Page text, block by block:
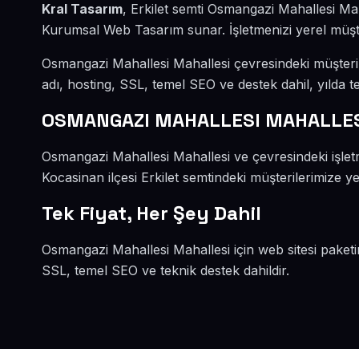
Kral Tasarım, Erkilet semti Osmangazi Mahallesi
Kurumsal Web Tasarım sunar. İşletmenizi yerel
Osmangazi Mahallesi Mahallesi çevresindeki
adı, hosting, SSL, temel SEO ve destek dahil, yılda
OSMANGAZI MAHALLESI
Osmangazi Mahallesi Mahallesi ve çevresindeki
Kocasinan ilçesi Erkilet semtindeki müşterilerimize
Tek Fiyat, Her Şey Dahil
Osmangazi Mahallesi Mahallesi için web sitesi
SSL, temel SEO ve teknik destek dahildir.